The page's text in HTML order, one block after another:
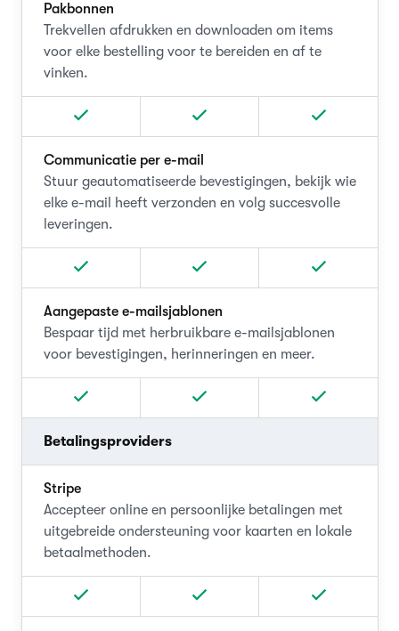
Pakbonnen
Trekvellen afdrukken en downloaden om items
voor elke bestelling voor te bereiden en af te
vinken.
Communicatie per e-mail
Stuur geautomatiseerde bevestigingen, bekijk wie
elke e-mail heeft verzonden en volg succesvolle
leveringen.
Aangepaste e-mailsjablonen
Bespaar tijd met herbruikbare e-mailsjablonen
voor bevestigingen, herinneringen en meer.
Betalingsproviders
Stripe
Accepteer online en persoonlijke betalingen met
uitgebreide ondersteuning voor kaarten en lokale
betaalmethoden.